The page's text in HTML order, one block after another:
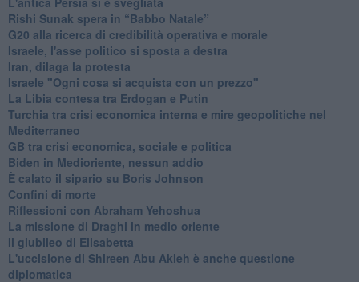
Rishi Sunak spera in “Babbo Natale”
G20 alla ricerca di credibilità operativa e morale
Israele, l'asse politico si sposta a destra
Iran, dilaga la protesta
Israele "Ogni cosa si acquista con un prezzo"
La Libia contesa tra Erdogan e Putin
Turchia tra crisi economica interna e mire geopolitiche nel
Mediterraneo
GB tra crisi economica, sociale e politica
Biden in Medioriente, nessun addio
È calato il sipario su Boris Johnson
Confini di morte
Riflessioni con Abraham Yehoshua
La missione di Draghi in medio oriente
Il giubileo di Elisabetta
L'uccisione di Shireen Abu Akleh è anche questione
diplomatica